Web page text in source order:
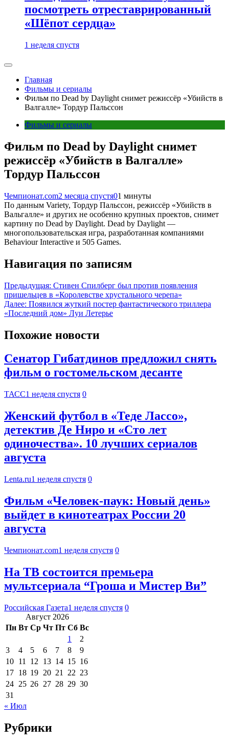
посмотреть отреставрированный
«Шёпот сердца»
1 неделя спустя
Главная
Фильмы и сериалы
Фильм по Dead by Daylight снимет режиссёр «Убийств в
Валгалле» Тордур Пальссон
Фильмы и сериалы
Фильм по Dead by Daylight снимет
режиссёр «Убийств в Валгалле»
Тордур Пальссон
Чемпионат.com2 месяца спустя01 минуты
По данным Variety, Тордур Пальссон, режиссёр «Убийств в
Вальгалле» и других не особенно крупных проектов, снимет
картину по Dead by Daylight. Dead by Daylight —
многопользовательская игра, разработанная компаниями
Behaviour Interactive и 505 Games.
Навигация по записям
Предыдущая: Стивен Спилберг был против появления
пришельцев в «Королевстве хрустального черепа»
Далее: Появился жуткий постер фантастического триллера
«Последний дом» Луи Летерье
Похожие новости
Сенатор Гибатдинов предложил снять
фильм о гостомельском десанте
ТАСС1 неделя спустя 0
Женский футбол в «Теде Лассо»,
детектив Де Ниро и «Сто лет
одиночества». 10 лучших сериалов
августа
Lenta.ru1 неделя спустя 0
Фильм «Человек-паук: Новый день»
выйдет в кинотеатрах России 20
августа
Чемпионат.com1 неделя спустя 0
На ТВ состоится премьера
мультсериала “Гроша и Мистер Ви”
Российская Газета1 неделя спустя 0
Август 2026
Пн Вт Ср Чт Пт Сб Вс
1
2
3
4 5 6 7 8
9
10 11 12 13 14 15 16
17 18 19 20 21 22 23
24 25 26 27 28 29 30
31
« Июл
Рубрики